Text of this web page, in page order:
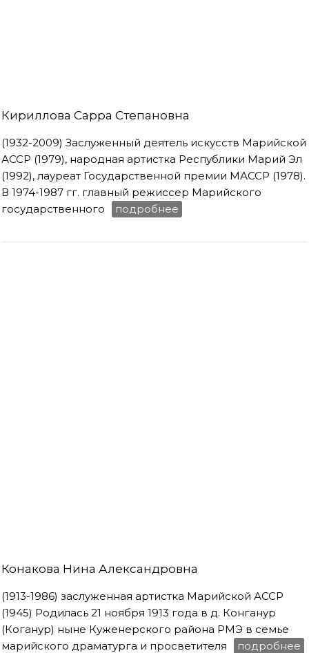
Кириллова Сарра Степановна
(1932-2009) Заслуженный деятель искусств Марийской
АССР (1979), народная артистка Республики Марий Эл
(1992), лауреат Государственной премии МАССР (1978).
В 1974-1987 гг. главный режиссер Марийского
государственного
подробнее
Конакова Нина Александровна
(1913-1986) заслуженная артистка Марийской АССР
(1945) Родилась 21 ноября 1913 года в д. Конганур
(Коҥганур) ныне Куженерского района РМЭ в семье
марийского драматурга и просветителя
подробнее